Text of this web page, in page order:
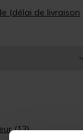
(délai de livraison
(12)